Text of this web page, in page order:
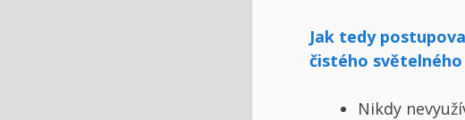
Jak tedy
čistého světelného
Nikdy